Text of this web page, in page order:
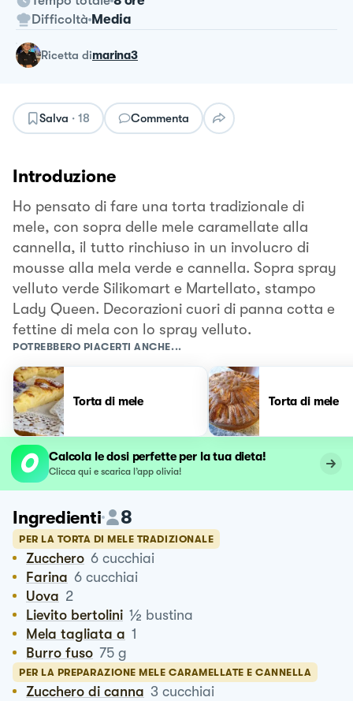
Difficoltà Media
ricetta dimarina3
Salva · 18 Commenta
Introduzione
Ho pensato di fare una torta tradizionale di
mele, con sopra delle mele caramellate alla
cannella, il tutto rinchiuso in un involucro di
mousse alla mela verde e cannella. Sopra spray
velluto verde Silikomart e Martellato, stampo
Lady Queen. Decorazioni cuori di panna cotta e
fettine di mela con lo spray velluto.
POTREBBERO PIACERTI ANCHE...
Torta di mele Torta di mele
Calcola le dosi perfette per la tua dieta!
Clicca qui e scarica l’app olivia!
Ingredienti 8
PER LA TORTA DI MELE TRADIZIONALE
Zucchero 6 cucchiai
Farina 6 cucchiai
Uova 2
Lievito bertolini ½ bustina
Mela tagliata a 1
Burro fuso 75 g
PER LA PREPARAZIONE MELE CARAMELLATE E CANNELLA
Zucchero di canna 3 cucchiai